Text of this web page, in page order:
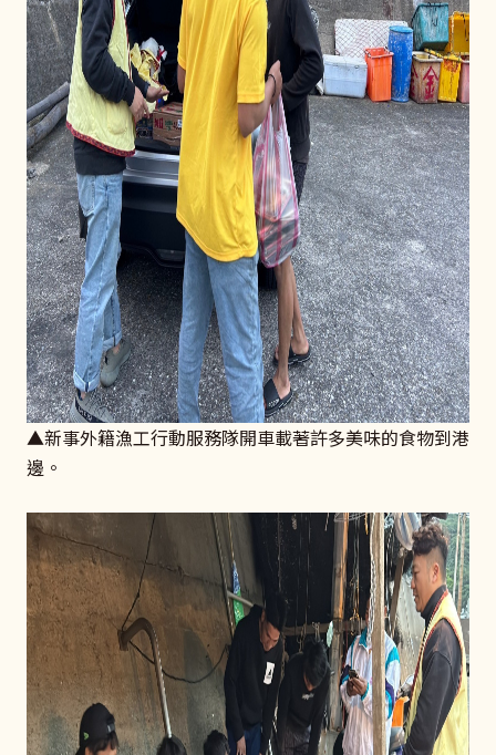
▲新事外籍漁工行動服務隊開車載著許多美味的食物到港
邊。